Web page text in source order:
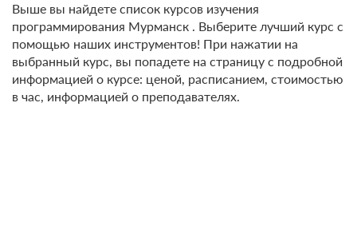
Выше вы найдете список курсов изучения
программирования Мурманск . Выберите лучший курс с
помощью наших инструментов! При нажатии на
выбранный курс, вы попадете на страницу с подробной
информацией о курсе: ценой, расписанием, стоимостью
в час, информацией о преподавателях.